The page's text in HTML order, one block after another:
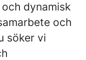
dynamisk
och
söker vi